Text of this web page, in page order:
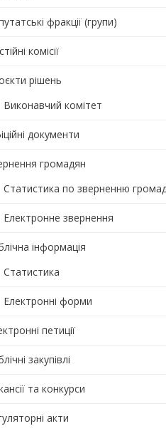
фракції (групи)
комісії
рішень
Виконавчий комітет
документи
громадян
Статистика по зверненню
Електронне звернення
інформація
Статистика
Електронні форми
петиції
закупівлі
та конкурси
акти